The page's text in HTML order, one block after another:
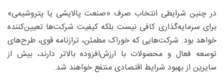
در چنین شرایطی انتخاب صرف «صنعت پالایشی یا پتروشیمی»
برای سرمایه‌گذاری کافی نیست بلکه کیفیت شرکت‌ها تعیین‌کننده
خواهد بود. شرکت‌هایی که خوراک مطمئن، ترازنامه قوی، طرح‌های
توسعه فعال و محصولات با ارزش‌افزوده بالاتر دارند، بیش از
سایرین از بهبود شرایط اقتصادی منتفع خواهند شد.